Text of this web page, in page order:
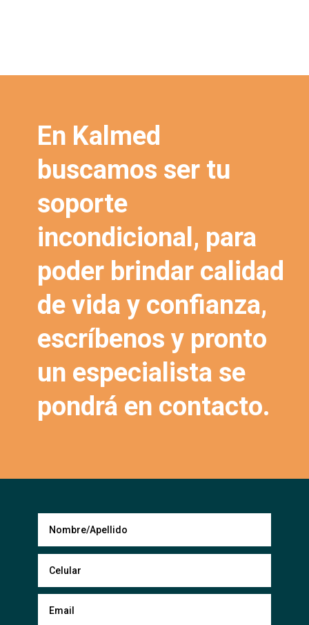
En Kalmed
buscamos ser tu
soporte
incondicional, para
poder brindar calidad
de vida y confianza,
escríbenos y pronto
un especialista se
pondrá en contacto.